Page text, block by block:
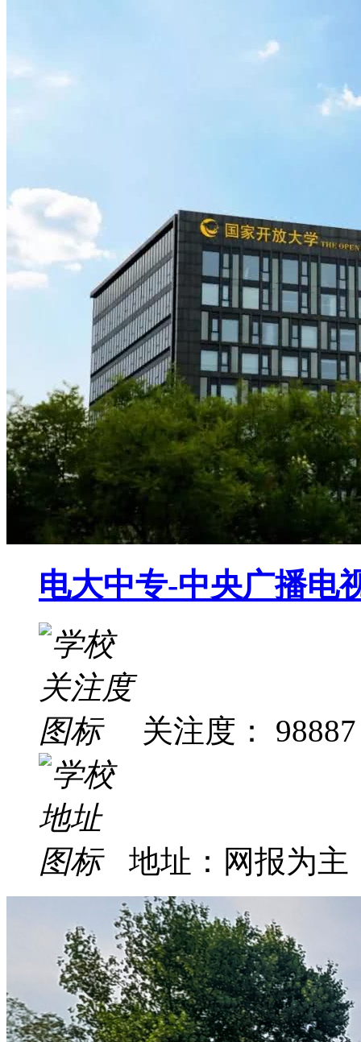
电大中专-中央广播电
关注度： 98887
地址：网报为主